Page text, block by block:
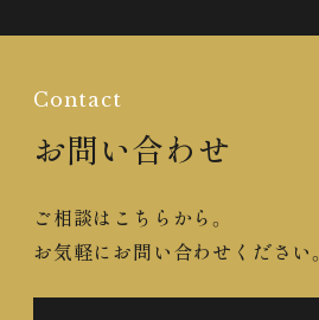
Contact
お問い合わせ
ご相談はこちらから。
お気軽にお問い合わせください。